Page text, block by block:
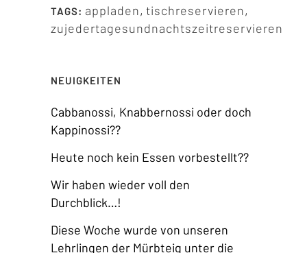
TAGS: appladen, tischreservieren,
zujedertagesundnachtszeitreservieren
NEUIGKEITEN
Cabbanossi, Knabbernossi oder doch
Kappinossi??
Heute noch kein Essen vorbestellt??
Wir haben wieder voll den
Durchblick…!
Diese Woche wurde von unseren
Lehrlingen der Mürbteig unter die